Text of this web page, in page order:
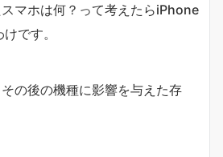
マホは何？って考えたらiPhone
です。
の後の機種に影響を与えた存